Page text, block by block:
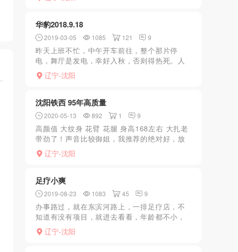
间有时候是隔断，看当天人多不多，妹子先按
华豹2018.9.18
2019-03-05 1085 121 9
昨天上班不忙，中午开车前往，整个那片停
电，舞厅是发电，幸好入秋，否则得热死。人
不如往常多，质量感觉也一般，等了半天，才
看到一个BL的菜，拉进水吧，比较亮，大家都
辽宁-沈阳
沈阳铁西 95年高质量
2020-05-13 892 1 9
高颜值 大纹身 花臂 花腿 身高168左右 大扎老
带劲了！声音比较御姐，我推荐的绝对好，放
心去玩吧！绝对物超所值！不满意回来骂我
辽宁-沈阳
足疗小爽
2019-08-23 1083 45 9
办事路过，就在东滨河路上，一排足疗店，不
知道有没有项目，就进去看看，年龄都不小，
选一个，进小屋拉窗帘，我这一看是有戏，先
am50半个小时，差不多到钟了，开始游走下
辽宁-沈阳